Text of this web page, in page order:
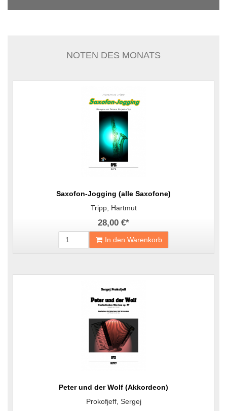
NOTEN DES MONATS
Saxofon-Jogging (alle Saxofone)
Tripp, Hartmut
28,00 €*
In den Warenkorb
Peter und der Wolf (Akkordeon)
Prokofjeff, Sergej